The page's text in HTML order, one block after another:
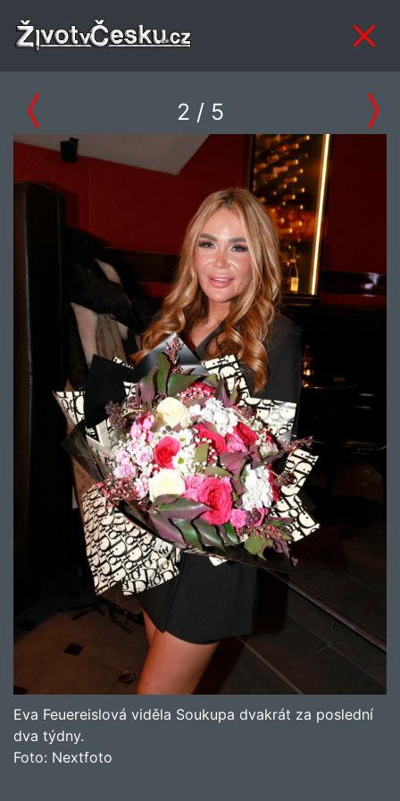
2 / 5
Eva Feuereislová viděla Soukupa dvakrát za poslední
dva týdny.
Foto: Nextfoto